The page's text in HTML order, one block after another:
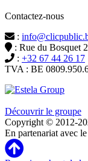
Contactez-nous
:
: Rue du Bosquet
: +32 67 44 26 17
TVA : BE
Découvrir le groupe
Copyright © 2012-
En partenariat avec